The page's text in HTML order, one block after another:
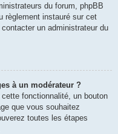
du forum, phpBB
règlement instauré sur cet
un administrateur du
à un modérateur ?
fonctionnalité, un bouton
que vous souhaitez
toutes les étapes